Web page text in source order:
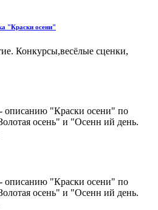
"Краски осени"
Конкурсы,весёлые сценки,
описанию "Краски осени" по
осень" и "Осенн ий день.
описанию "Краски осени" по
осень" и "Осенн ий день.